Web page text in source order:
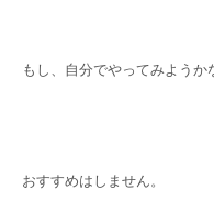
もし、自分でやってみよう
おすすめはしません。